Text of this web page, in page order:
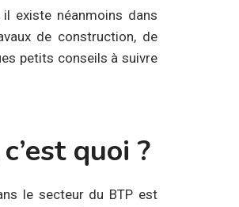
existe néanmoins dans
de construction, de
petits conseils à suivre
quoi ?
le secteur du BTP est